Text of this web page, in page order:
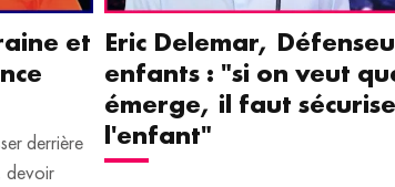
et
derrière
devoir
Eric Delemar,
enfants : "si on veut
émerge, il faut
l'enfant"